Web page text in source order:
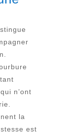
n’ont
la
est